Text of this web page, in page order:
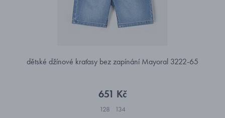
dětské džínové kraťasy bez zapínání Mayoral 3222-65
651 Kč
128 134